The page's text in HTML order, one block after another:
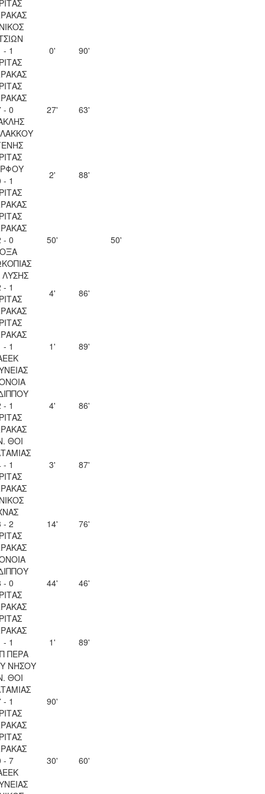
- 1
0' 90'
- 0
27' 63'
- 1
2' 88'
- 0
50' 50'
ΛΥΣΗΣ
- 1
4' 86'
- 1
1' 89'
- 1
4' 86'
ΘΟΙ
- 1
3' 87'
- 2
14' 76'
- 0
44' 46'
- 1
ΠΕΡΑ
ΝΗΣΟΥ
1' 89'
ΘΟΙ
- 1
90'
- 7
30' 60'